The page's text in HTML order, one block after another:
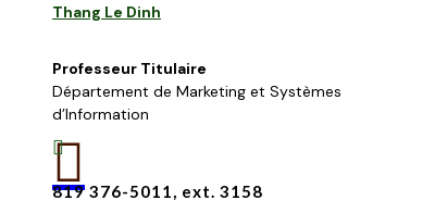

Thang Le Dinh
Professeur Titulaire
Département de Marketing et Systèmes
d’Information

819 376-5011, ext. 3158